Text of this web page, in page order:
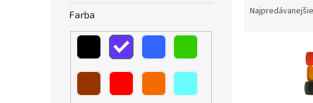
Farba Najpredávanejšie